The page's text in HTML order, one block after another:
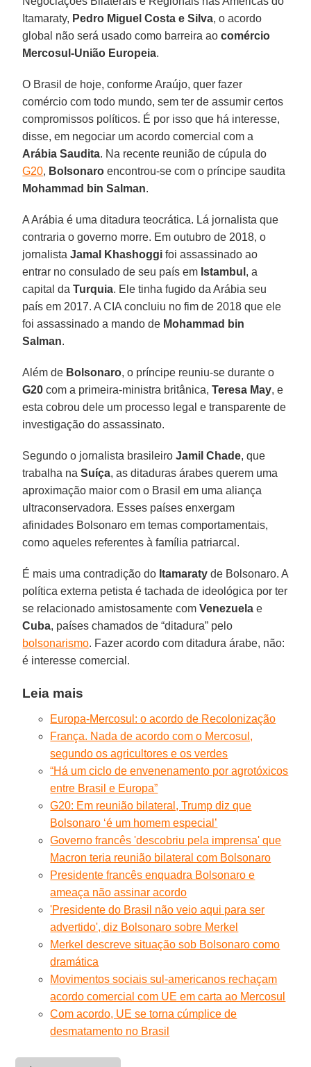
Itamaraty, Pedro Miguel Costa e Silva, o acordo
global não será usado como barreira aocomércio
Mercosul-União Europeia.
O Brasil de hoje, conforme Araújo, quer fazer
comércio com todo mundo, sem ter de assumir certos
compromissos políticos. É por isso que há interesse,
disse, em negociar um acordo comercial com a
Arábia Saudita. Na recente reunião de cúpula do
G20, Bolsonaro encontrou-se com o príncipe saudita
Mohammad bin Salman.
A Arábia é uma ditadura teocrática. Lá jornalista que
contraria o governo morre. Em outubro de 2018, o
jornalistaJamal Khashoggi foi assassinado ao
entrar no consulado de seu país em Istambul , a
capital daTurquia. Ele tinha fugido da Arábia seu
país em 2017. A CIA concluiu no fim de 2018 que ele
foi assassinado a mando de Mohammad bin
Salman.
Além de Bolsonaro, o príncipe reuniu-se durante o
G20 com a primeira-ministra britânica,Teresa May, e
esta cobrou dele um processo legal e transparente de
investigação do assassinato.
Segundo o jornalista brasileiroJamil Chade, que
trabalha naSuíça, as ditaduras árabes querem uma
aproximação maior com o Brasil em uma aliança
ultraconservadora. Esses países enxergam
afinidades Bolsonaro em temas comportamentais,
como aqueles referentes à família patriarcal.
É mais uma contradição do Itamaraty de Bolsonaro. A
política externa petista é tachada de ideológica por ter
se relacionado amistosamente comVenezuela e
Cuba, países chamados de “ditadura” pelo
bolsonarismo. Fazer acordo com ditadura árabe, não:
é interesse comercial.
Leia mais
Europa-Mercosul: o acordo de Recolonização
França. Nada de acordo com o Mercosul,
segundo os agricultores e os verdes
“Há um ciclo de envenenamento por agrotóxicos
entre Brasil e Europa”
G20: Em reunião bilateral, Trump diz que
Bolsonaro ‘é um homem especial’
Governo francês 'descobriu pela imprensa' que
Macron teria reunião bilateral com Bolsonaro
Presidente francês enquadra Bolsonaro e
ameaça não assinar acordo
'Presidente do Brasil não veio aqui para ser
advertido', diz Bolsonaro sobre Merkel
Merkel descreve situação sob Bolsonaro como
dramática
Movimentos sociais sul-americanos rechaçam
acordo comercial com UE em carta ao Mercosul
Com acordo, UE se torna cúmplice de
desmatamento no Brasil